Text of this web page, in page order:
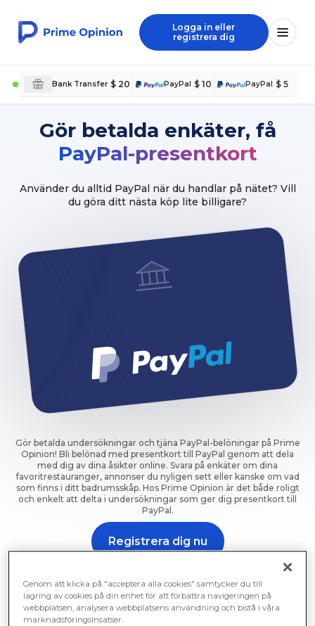
Logga in eller
registrera dig
Bank Transfer $ 20 PayPal $ 10 PayPal $ 5
Gör betalda enkäter, få
PayPal-presentkort
Använder du alltid PayPal när du handlar på nätet? Vill
du göra ditt nästa köp lite billigare?
Gör betalda undersökningar och tjäna PayPal-belöningar på Prime
Opinion! Bli belönad med presentkort till PayPal genom att dela
med dig av dina åsikter online. Svara på enkäter om dina
favoritrestauranger, annonser du nyligen sett eller kanske om vad
som finns i ditt badrumsskåp. Hos Prime Opinion är det både roligt
och enkelt att delta i undersökningar som ger dig presentkort till
PayPal.
Registrera dig nu
Genom att klicka på "acceptera alla cookies" samtycker du till
lagring av cookies på din enhet för att förbättra navigeringen på
webbplatsen, analysera webbplatsens användning och bistå i våra
marknadsföringsinsatser.